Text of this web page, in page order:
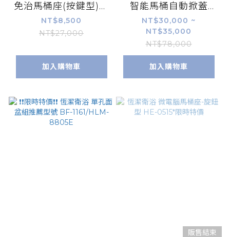
免治馬桶座(按鍵型)推
薦型號 HE-0525
NT$8,500
NT$27,000
加入購物車
智能馬桶自動掀蓋
HCE-941
NT$30,000 ~
NT$35,000
NT$78,000
加入購物車
販售結束